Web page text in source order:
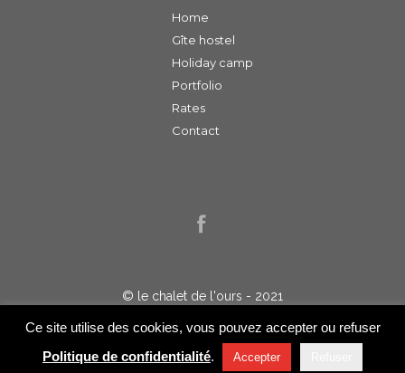
Home
Gîte hostel
Holiday camp
Portfolio
Rates
Contact
© le chalet de l'ours - 2021
Réalisation : Jelakart
Ce site utilise des cookies, vous pouvez accepter ou refuser
Politique de confidentialité. Accepter